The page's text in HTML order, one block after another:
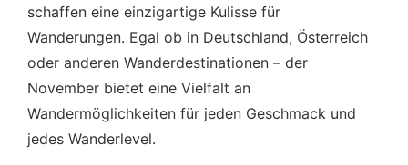
schaffen eine einzigartige Kulisse für
Wanderungen. Egal ob in Deutschland, Österreich
oder anderen Wanderdestinationen – der
November bietet eine Vielfalt an
Wandermöglichkeiten für jeden Geschmack und
jedes Wanderlevel.